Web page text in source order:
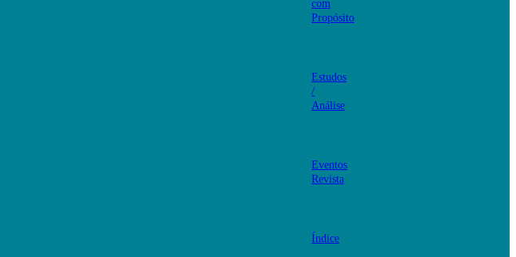
com
Propósito
Estudos
/
Análise
Eventos
Revista
Índice